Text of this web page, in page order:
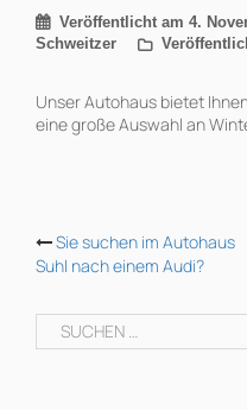
Veröffentlicht am 4.
Schweitzer
Unser Autohaus bietet
eine große Auswahl an
BEITRAGS-
NAVIGATION
Sie suchen im Autohaus
Suhl nach einem Audi?
Suchen
nach: